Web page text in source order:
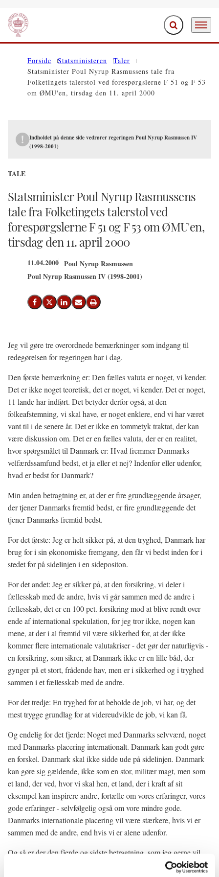
Gå til forsiden Fold søgefelt ud
Menu
Forside Statsministeren
Taler
Statsminister Poul Nyrup Rasmussens tale fra
Folketingets talerstol ved forespørgslerne F 51 og F 53
om ØMU'en, tirsdag den 11. april 2000
Indholdet på denne side vedrører regeringen Poul Nyrup Rasmussen IV
(1998-2001)
TALE
Statsminister Poul Nyrup Rasmussens
tale fra Folketingets talerstol ved
forespørgslerne F 51 og F 53 om ØMU'en,
tirsdag den 11. april 2000
11.04.2000 Poul Nyrup Rasmussen
Poul Nyrup Rasmussen IV (1998-2001)
Del på Facebook
Del på X (Twitter)
Del på LinkedIn
Send email
Print
Jeg vil gøre tre overordnede bemærkninger som indgang til
redegørelsen for regeringen har i dag.
Den første bemærkning er: Den fælles valuta er noget, vi kender.
Det er ikke noget teoretisk, det er noget, vi kender. Det er noget,
11 lande har indført. Det betyder derfor også, at den
folkeafstemning, vi skal have, er noget enklere, end vi har været
vant til i de senere år. Det er ikke en tommetyk traktat, der kan
være diskussion om. Det er en fælles valuta, der er en realitet,
hvor spørgsmålet til Danmark er: Hvad fremmer Danmarks
velfærdssamfund bedst, et ja eller et nej? Indenfor eller udenfor,
hvad er bedst for Danmark?
Min anden betragtning er, at der er fire grundlæggende årsager,
der tjener Danmarks fremtid bedst, er fire grundlæggende det
tjener Danmarks fremtid bedst.
For det første: Jeg er helt sikker på, at den tryghed, Danmark har
brug for i sin økonomiske fremgang, den får vi bedst inden for i
stedet for på sidelinjen i en sidepositon.
For det andet: Jeg er sikker på, at den forsikring, vi deler i
fællesskab med de andre, hvis vi går sammen med de andre i
fællesskab, det er en 100 pct. forsikring mod at blive rendt over
ende af international spekulation, for jeg tror ikke, nogen kan
mene, at der i al fremtid vil være sikkerhed for, at der ikke
kommer flere internationale valutakriser - det gør der naturligvis -
en forsikring, som sikrer, at Danmark ikke er en lille båd, der
gynger på et stort, frådende hav, men er i sikkerhed og i tryghed
sammen i et fællesskab med de andre.
For det tredje: En tryghed for at beholde de job, vi har, og det
mest trygge grundlag for at videreudvikle de job, vi kan få.
Og endelig for det fjerde: Noget med Danmarks selvværd, noget
med Danmarks placering internationalt. Danmark kan godt gøre
en forskel. Danmark skal ikke sidde ude på sidelinjen. Danmark
kan gøre sig gældende, ikke som en stor, militær magt, men som
et land, der ved, hvor vi skal hen, et land, der i kraft af sit
eksempel kan inspirere andre, fortælle om vores erfaringer, vores
gode erfaringer - selvfølgelig også om vore mindre gode.
Danmarks internationale placering vil være stærkere, hvis vi er
sammen med de andre, end hvis vi er alene udenfor.
Og så er der den fjerde og sidste betragtning, som jeg gerne vil
gøre i dag. Det er et håb om at få en god debat frem til den 28.